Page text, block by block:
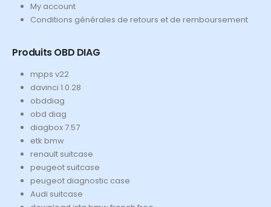
My account
Conditions générales de retours et de remboursement
Produits OBD DIAG
mpps v22
davinci 1.0.28
obddiag
obd diag
diagbox 7.57
etk bmw
renault suitcase
peugeot suitcase
peugeot diagnostic case
Audi suitcase